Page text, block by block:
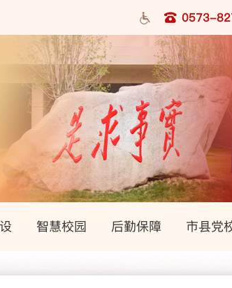
0573-
智慧校园 后勤保障 市县党